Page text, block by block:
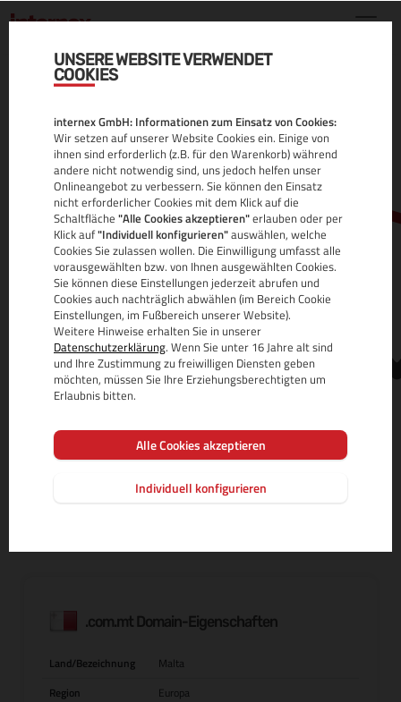
UNSERE WEBSITE VERWENDET
COOKIES
internex GmbH: Informationen zum Einsatz von Cookies:
Wir setzen auf unserer Website Cookies ein. Einige von
ihnen sind erforderlich (z.B. für den Warenkorb) während
andere nicht notwendig sind, uns jedoch helfen unser
Onlineangebot zu verbessern. Sie können den Einsatz
nicht erforderlicher Cookies mit dem Klick auf die
Schaltfläche "Alle Cookies akzeptieren"erlauben oder per
Klick auf"Individuell konfigurieren"auswählen, welche
Cookies Sie zulassen wollen. Die Einwilligung umfasst alle
vorausgewählten bzw. von Ihnen ausgewählten Cookies.
Sie können diese Einstellungen jederzeit abrufen und
Cookies auch nachträglich abwählen (im Bereich Cookie
Einstellungen, im Fußbereich unserer Website).
Weitere Hinweise erhalten Sie in unserer
Datenschutzerklärung. Wenn Sie unter 16 Jahre alt sind
und Ihre Zustimmung zu freiwilligen Diensten geben
möchten, müssen Sie Ihre Erziehungsberechtigten um
Erlaubnis bitten.
Alle Cookies akzeptieren
Individuell konfigurieren
.COM.MT DOMAIN
ALLE INFOS
MEHR INFOS ZUR DOMAIN-ENDUNG
.com.mt Domain-Eigenschaften
Land/Bezeichnung
Malta
Region
Europa